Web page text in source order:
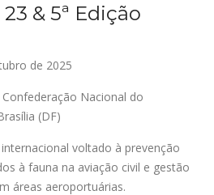
& 5ª Edição
de 2025
Nacional do
(DF)
voltado à prevenção
à fauna na aviação civil e gestão
áreas aeroportuárias.